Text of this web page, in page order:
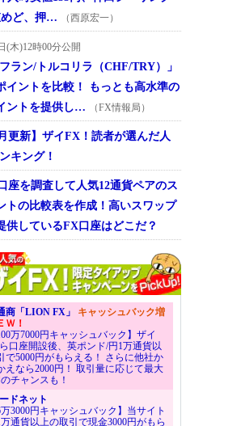
めど、押…
（西原宏一）
(木)12時00分公開
ラン/トルコリラ（CHF/TRY）」
イントを比較！ もっとも高水準の
ントを提供し…
（FX情報局）
更新】ザイFX！読者が選んだ人
キング！
座を調査して人気12通貨ペアのス
トの比較表を作成！高いスワップ
供しているFX口座はどこだ？
商「LION FX」 キャッシュバック増
！
万7000円キャッシュバック】ザイ
口座開設後、英ポンド/円1万通貨以
で5000円がもらえる！ さらに他社か
えなら2000円！ 取引量に応じて最大
チャンスも！
ドネット
万3000円キャッシュバック】当サイト
通貨以上の取引で現金3000円がもら